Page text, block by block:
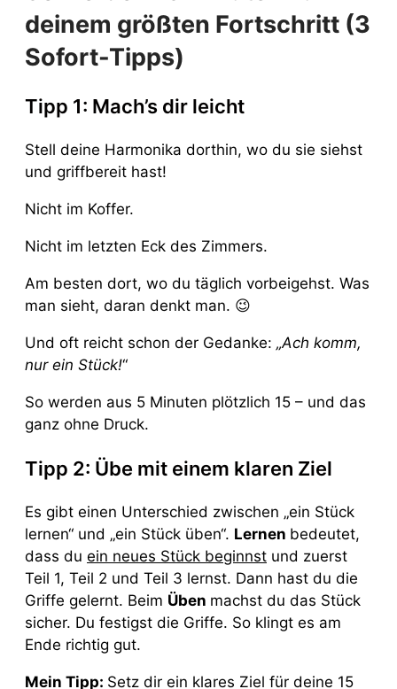
deinem größten Fortschritt (3
Sofort-Tipps)
Tipp 1: Mach’s dir leicht
Stell deine Harmonika dorthin, wo du sie siehst
und griffbereit hast!
Nicht im Koffer.
Nicht im letzten Eck des Zimmers.
Am besten dort, wo du täglich vorbeigehst. Was
man sieht, daran denkt man. 😉
Und oft reicht schon der Gedanke: „Ach komm,
nur ein Stück!“
So werden aus 5 Minuten plötzlich 15 – und das
ganz ohne Druck.
Tipp 2: Übe mit einem klaren Ziel
Es gibt einen Unterschied zwischen „ein Stück
lernen“ und „ein Stück üben“. Lernen bedeutet,
dass du ein neues Stück beginnst und zuerst
Teil 1, Teil 2 und Teil 3 lernst. Dann hast du die
Griffe gelernt. Beim Üben machst du das Stück
sicher. Du festigst die Griffe. So klingt es am
Ende richtig gut.
Mein Tipp: Setz dir ein klares Ziel für deine 15